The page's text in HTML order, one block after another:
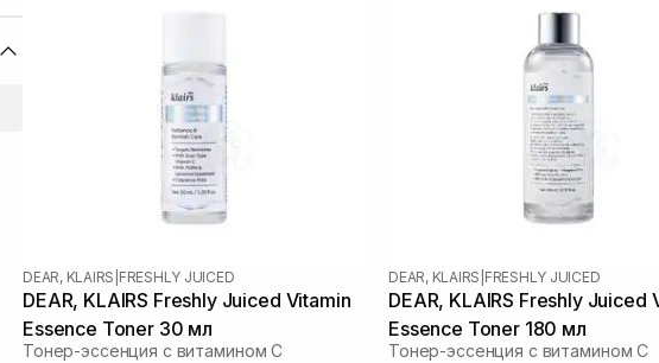
DEAR, KLAIRS FRESHLY JUICED
DEAR, KLAIRS Freshly Juiced Vitamin
Essence Toner 30 мл
Тонер-эссенция с витамином C
DEAR, KLAIRS FRESHLY JUICED
DEAR, KLAIRS Freshly Juiced
Essence Toner 180 мл
Тонер-эссенция с витамином C